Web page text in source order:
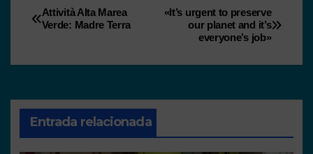
«It’s urgent to preserve
our planet and it’s
everyone’s job»
Attività Alta Marea
Verde: Madre Terra
Entrada relacionada